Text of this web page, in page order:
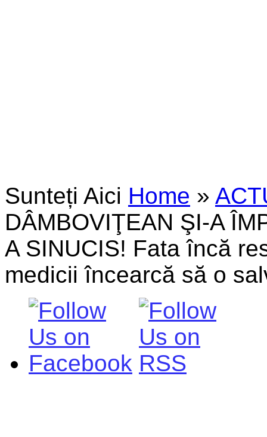
Sunteți Aici Home »
DÂMBOVIŢEAN ŞI-A
A SINUCIS! Fata încă
medicii încearcă să o